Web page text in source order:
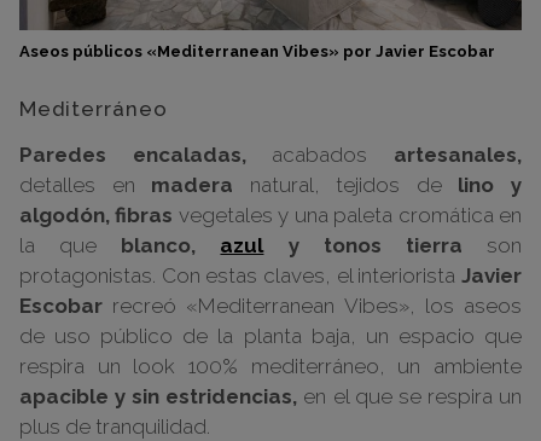
Aseos públicos «Mediterranean Vibes» por Javier Escobar
Mediterráneo
Paredes encaladas,acabados artesanales,
detalles en madera natural, tejidos de lino y
algodón, fibras vegetales y una paleta cromática en
la que blanco, azuly tonos tierra son
protagonistas. Con estas claves, el interiorista Javier
Escobar recreó «Mediterranean Vibes», los aseos
de uso público de la planta baja, un espacio que
respira un look 100% mediterráneo, un ambiente
apacible y sin estridencias, en el que se respira un
plus de tranquilidad.